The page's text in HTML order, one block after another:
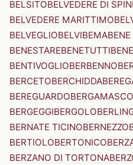
BELSITOBELVEDERE DI
BELVEDERE MARITTIMO
BELVEGLIOBELVIBEMA
BENESTAREBENETUTTI
BENTIVOGLIOBERBENNO
BERCETOBERCHIDDA
BEREGUARDOBERGAMASCO
BERGEGGIBERGOLO
BERNATE TICINOBERNEZZO
BERTIOLOBERTONICO
BERZANO DI TORTONA